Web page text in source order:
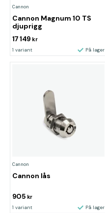
Cannon
Cannon Magnum 10 TS
djuprigg
17 149 kr
1 variant På lager
Cannon
Cannon lås
905 kr
1 variant På lager